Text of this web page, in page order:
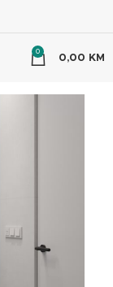
0
0,00 KM